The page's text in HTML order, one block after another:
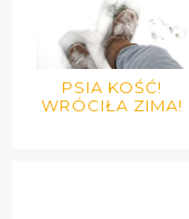
PSIA KOŚĆ!
WRÓCIŁA ZIMA!